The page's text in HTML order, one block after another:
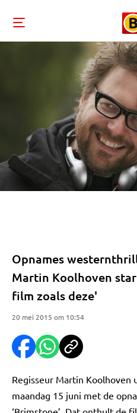
Opnames
Martin Koolhoven
film zoals deze'
20 mei 2015 om 10:54
Regisseur Martin Koolhoven
maandag 15 juni met de